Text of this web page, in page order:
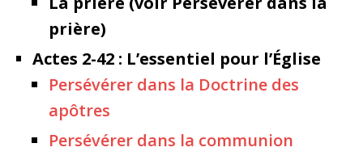
prière)
Actes 2-42 : L’essentiel pour l’Église
Persévérer dans la Doctrine des
apôtres
Persévérer dans la communion